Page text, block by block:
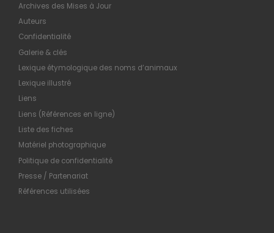
Archives des Mises à Jour
Auteurs
Confidentialité
Galerie & clés
Lexique étymologique des noms d’animaux
Lexique illustré
Liens
Liens (Références en ligne)
Liste des fiches
Matériel photographique
Politique de confidentialité
Presse / Partenariat
Références utilisées